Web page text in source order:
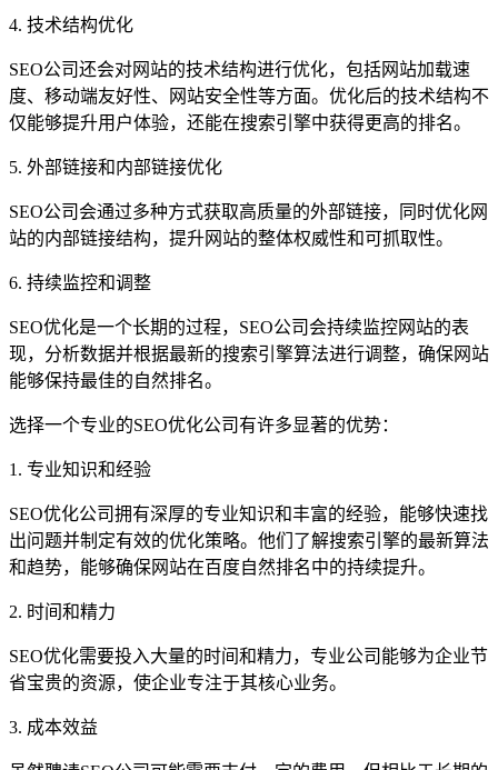
4. 技术结构优化
SEO公司还会对网站的技术结构进行优化，包括网站加载速
度、移动端友好性、网站安全性等方面。优化后的技术结构不
仅能够提升用户体验，还能在搜索引擎中获得更高的排名。
5. 外部链接和内部链接优化
SEO公司会通过多种方式获取高质量的外部链接，同时优化网
站的内部链接结构，提升网站的整体权威性和可抓取性。
6. 持续监控和调整
SEO优化是一个长期的过程，SEO公司会持续监控网站的表
现，分析数据并根据最新的搜索引擎算法进行调整，确保网站
能够保持最佳的自然排名。
选择一个专业的SEO优化公司有许多显著的优势：
1. 专业知识和经验
SEO优化公司拥有深厚的专业知识和丰富的经验，能够快速找
出问题并制定有效的优化策略。他们了解搜索引擎的最新算法
和趋势，能够确保网站在百度自然排名中的持续提升。
2. 时间和精力
SEO优化需要投入大量的时间和精力，专业公司能够为企业节
省宝贵的资源，使企业专注于其核心业务。
3. 成本效益